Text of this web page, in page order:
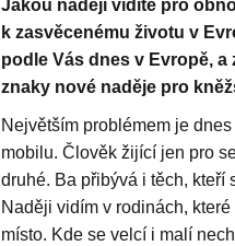
Jakou naději vidíte pro
k zasvěcenému životu v
podle Vás dnes v Evropě,
znaky nové naděje pro
Největším problémem je
mobilu. Člověk žijící jen pro
druhé. Ba přibývá i těch, kteří
Naději vidím v rodinách,
místo. Kde se velcí i malí